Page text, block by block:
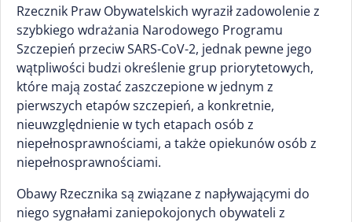
Rzecznik Praw Obywatelskich wyraził zadowolenie z
szybkiego wdrażania Narodowego Programu
Szczepień przeciw SARS-CoV-2, jednak pewne jego
wątpliwości budzi określenie grup priorytetowych,
które mają zostać zaszczepione w jednym z
pierwszych etapów szczepień, a konkretnie,
nieuwzględnienie w tych etapach osób z
niepełnosprawnościami, a także opiekunów osób z
niepełnosprawnościami.
Obawy Rzecznika są związane z napływającymi do
niego sygnałami zaniepokojonych obywateli z